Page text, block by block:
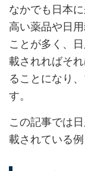
なかでも日本
高い薬品や日
ことが多く、
載されればそ
ることになり
す。
この記事では
載されている例